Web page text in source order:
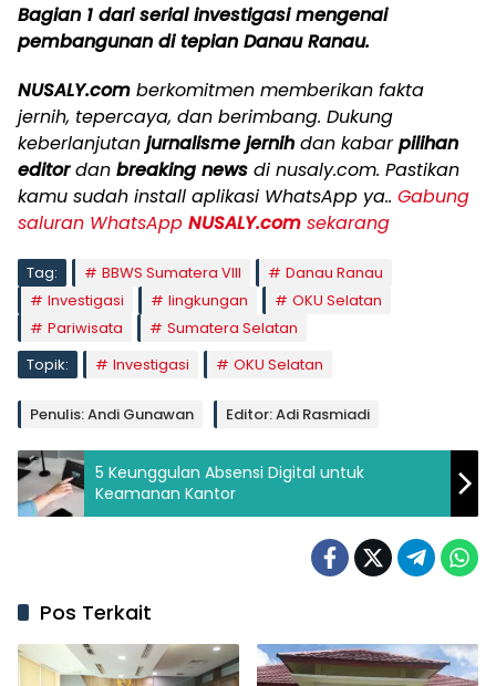
Bagian 1 dari serial investigasi mengenai
pembangunan di tepian Danau Ranau.
NUSALY.com berkomitmen memberikan fakta
jernih, tepercaya, dan berimbang. Dukung
keberlanjutan jurnalisme jernih dan kabarpilihan
editordan breaking news di nusaly.com. Pastikan
kamu sudah install aplikasi WhatsApp ya.. Gabung
saluran WhatsApp NUSALY.com sekarang
Tag: BBWS Sumatera VIII
Danau Ranau
Investigasi
lingkungan
OKU Selatan
Pariwisata
Sumatera Selatan
Topik:
Investigasi OKU Selatan
Penulis: Andi Gunawan Editor: Adi Rasmiadi
5 Keunggulan Absensi Digital untuk
Keamanan Kantor
Pos Terkait